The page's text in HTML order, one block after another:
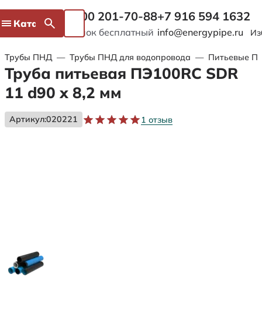
Каталог 8 800 201-70-88
Звонок бесплатный
+7 916 594 1632
info@energypipe.ru
Трубы ПНД — Трубы ПНД для водопровода — Питьевые
Труба питьевая ПЭ100RC SDR
11 d90 х 8,2 мм
Артикул:020221 1 отзыв